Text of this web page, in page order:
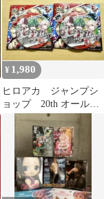
¥ 1,980
ヒロアカ ジャンプシ
ョップ 20th オールス
ター缶バッジ 爆豪勝